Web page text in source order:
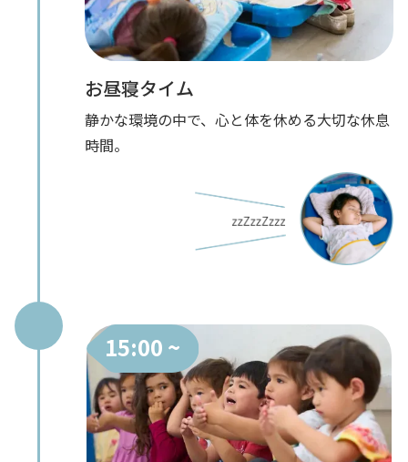
お昼寝タイム
静かな環境の中で、心と体を休める大切な休息
時間。
15:00 ~